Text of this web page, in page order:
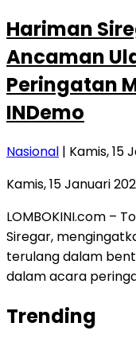
Hariman
Ancaman
Peringatan
INDemo
Nasional | Kamis, 15
Kamis, 15 Januari
LOMBOKINI.com –
Siregar,
terulang dalam
dalam acara
Trending